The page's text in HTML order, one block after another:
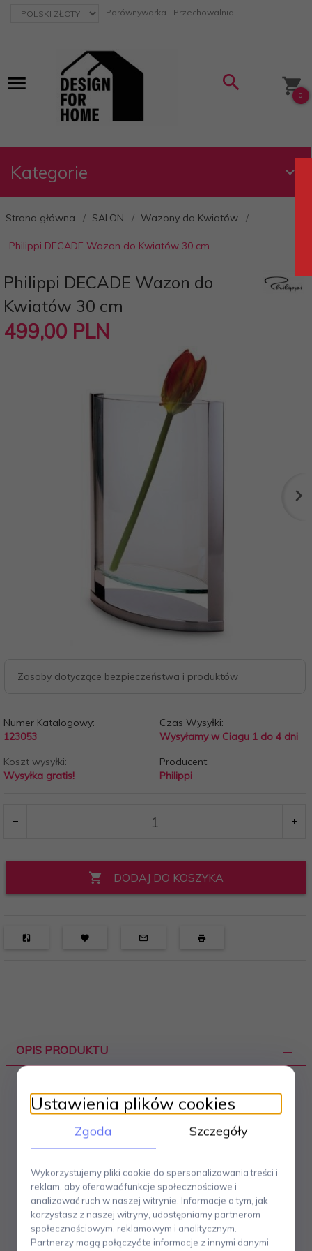
currency_h Porównywarka Przechowalnia
0
Kategorie
Strona główna SALON Wazony do Kwiatów
Philippi DECADE Wazon do Kwiatów 30 cm
Philippi DECADE Wazon do
Kwiatów 30 cm
499,00 PLN
Zasoby dotyczące bezpieczeństwa i produktów
Numer Katalogowy:
123053
Czas Wysyłki:
Wysyłamy w Ciagu 1 do 4 dni
Koszt wysyłki:
Wysyłka gratis!
Producent:
Philippi
DODAJ DO KOSZYKA
OPIS PRODUKTU
Wazon do kwiatów Philippi DECADEto niebanalna i
dość awangardowa forma. Znajdujące się w nim kwiaty
sprawiają wrażenie jakby unosiły się nieco nad ziemią.
Eliptyczny kształt sprawi, że wazon doskonale odnajdzie
się wszędzie tam gdzie ilość miejsca jest ograniczona.
Projekt: FLIP Design. Wykonanie: szkło, aluminium.
Wymiary: wysokość 30 cm. Numer katalogowy: 123053
Philippi to marka której synoninem są bez wątpienia
styl i elegancja.
Inspiracją jej twórcy - Jana Philippiego
Ustawienia plików cookies
Zgoda Szczegóły
Wykorzystujemy pliki cookie do spersonalizowania treści i
reklam, aby oferować funkcje społecznościowe i
analizować ruch w naszej witrynie. Informacje o tym, jak
korzystasz z naszej witryny, udostępniamy partnerom
społecznościowym, reklamowym i analitycznym.
Partnerzy mogą połączyć te informacje z innymi danymi